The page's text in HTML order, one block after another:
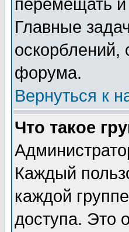
перемещать и
Главные
оскорблений,
форума.
Вернуться к
Что такое
Каждый
каждой
доступа. Это